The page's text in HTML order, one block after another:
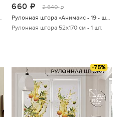
- ширина 80 см.»
660 руб.
2 640 руб.
Рулонная штора «Анимаис - 19 - ширина 52 см»
Рулонная штора 52х170 см - 1 шт.
-75%